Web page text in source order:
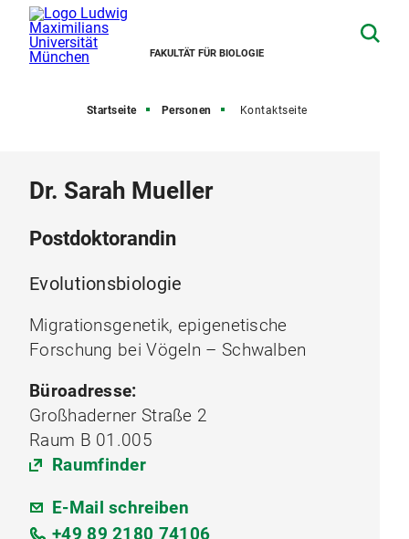
FAKULTÄT FÜR BIOLOGIE
Startseite Personen Kontaktseite
Dr. Sarah Mueller
Postdoktorandin
Evolutionsbiologie
Migrationsgenetik, epigenetische
Forschung bei Vögeln – Schwalben
Büroadresse:
Großhaderner Straße 2
Raum B 01.005
Raumfinder
E-Mail schreiben
+49 89 2180 74106